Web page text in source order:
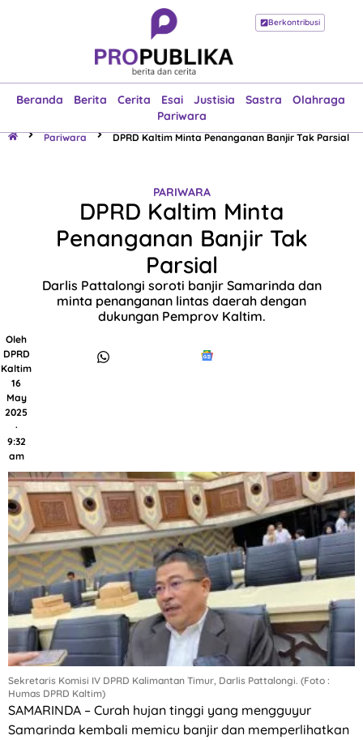
Berkontribusi
Beranda Berita Cerita Esai Justisia Sastra
Olahraga
Pariwara
Beranda
Esai
Justisia
Sastra
Olahraga
Pariwara
Pariwara DPRD Kaltim Minta Penanganan Banjir Tak Parsial
PARIWARA
DPRD Kaltim Minta
Penanganan Banjir Tak
Parsial
Darlis Pattalongi soroti banjir Samarinda dan
minta penanganan lintas daerah dengan
dukungan Pemprov Kaltim.
Oleh
DPRD
Kaltim
16
May
2025
·
9:32
am
Sekretaris Komisi IV DPRD Kalimantan Timur, Darlis Pattalongi. (Foto :
Humas DPRD Kaltim)
SAMARINDA – Curah hujan tinggi yang mengguyur
Samarinda kembali memicu banjir dan memperlihatkan